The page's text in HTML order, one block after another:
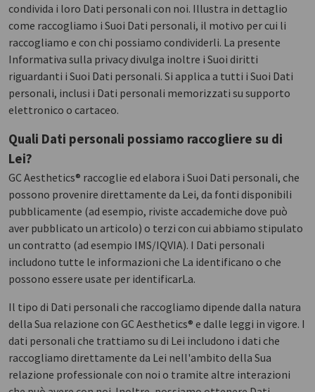
condivida i loro Dati personali con noi. Illustra in dettaglio
come raccogliamo i Suoi Dati personali, il motivo per cui li
raccogliamo e con chi possiamo condividerli. La presente
Informativa sulla privacy divulga inoltre i Suoi diritti
riguardanti i Suoi Dati personali. Si applica a tutti i Suoi Dati
personali, inclusi i Dati personali memorizzati su supporto
elettronico o cartaceo.
Quali Dati personali possiamo raccogliere su di
Lei?
GC Aesthetics® raccoglie ed elabora i Suoi Dati personali, che
possono provenire direttamente da Lei, da fonti disponibili
pubblicamente (ad esempio, riviste accademiche dove può
aver pubblicato un articolo) o terzi con cui abbiamo stipulato
un contratto (ad esempio IMS/IQVIA). I Dati personali
includono tutte le informazioni che La identificano o che
possono essere usate per identificarLa.
Il tipo di Dati personali che raccogliamo dipende dalla natura
della Sua relazione con GC Aesthetics® e dalle leggi in vigore. I
dati personali che trattiamo su di Lei includono i dati che
raccogliamo direttamente da Lei nell'ambito della Sua
relazione professionale con noi o tramite altre interazioni